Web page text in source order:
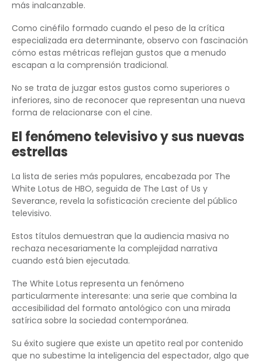
más inalcanzable.
Como cinéfilo formado cuando el peso de la crítica
especializada era determinante, observo con fascinación
cómo estas métricas reflejan gustos que a menudo
escapan a la comprensión tradicional.
No se trata de juzgar estos gustos como superiores o
inferiores, sino de reconocer que representan una nueva
forma de relacionarse con el cine.
El fenómeno televisivo y sus nuevas
estrellas
La lista de series más populares, encabezada por The
White Lotus de HBO, seguida de The Last of Us y
Severance, revela la sofisticación creciente del público
televisivo.
Estos títulos demuestran que la audiencia masiva no
rechaza necesariamente la complejidad narrativa
cuando está bien ejecutada.
The White Lotus representa un fenómeno
particularmente interesante: una serie que combina la
accesibilidad del formato antológico con una mirada
satírica sobre la sociedad contemporánea.
Su éxito sugiere que existe un apetito real por contenido
que no subestime la inteligencia del espectador, algo que